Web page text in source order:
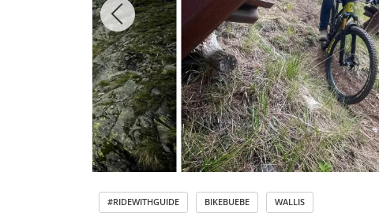
#RIDEWITHGUIDE BIKEBUEBE WALLIS